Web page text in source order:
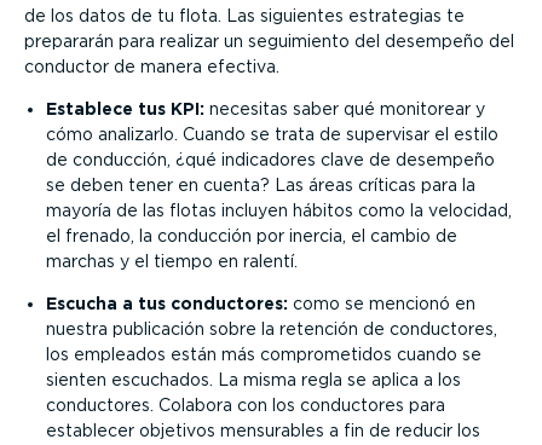
de los datos de tu flota. Las siguientes estrategias te
prepararán para realizar un seguimiento del desempeño del
conductor de manera efectiva.
Establece tus KPI:necesitas saber qué monitorear y
cómo analizarlo. Cuando se trata de supervisar el estilo
de conducción, ¿qué indicadores clave de desempeño
se deben tener en cuenta? Las áreas críticas para la
mayoría de las flotas incluyen hábitos como la velocidad,
el frenado, la conducción por inercia, el cambio de
marchas y el tiempo en ralentí.
Escucha a tus conductores:como se mencionó en
nuestra publicación sobre la retención de conductores,
los empleados están más compro­me­tidos cuando se
sienten escuchados. La misma regla se aplica a los
conductores. Colabora con los conductores para
establecer objetivos mensurables a fin de reducir los